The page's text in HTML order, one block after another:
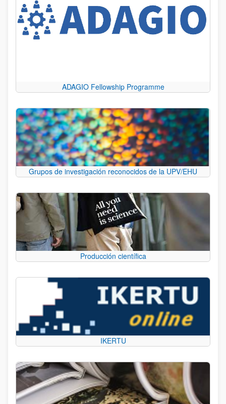
ADAGIO Fellowship Programme
Grupos de investigación reconocidos de la UPV/EHU
Producción científica
IKERTU